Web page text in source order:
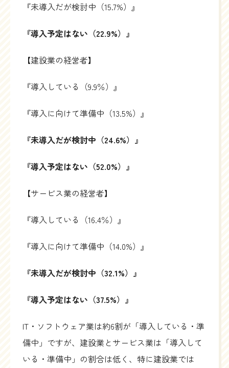
『未導入だが検討中（15.7%）』
『導入予定はない（22.9%）』
【建設業の経営者】
『導入している（9.9％）』
『導入に向けて準備中（13.5%）』
『未導入だが検討中（24.6%）』
『導入予定はない（52.0%）』
【サービス業の経営者】
『導入している（16.4％）』
『導入に向けて準備中（14.0%）』
『未導入だが検討中（32.1%）』
『導入予定はない（37.5%）』
IT・ソフトウェア業は約6割が「導入している・準
備中」ですが、建設業とサービス業は「導入して
いる・準備中」の割合は低く、特に建設業では